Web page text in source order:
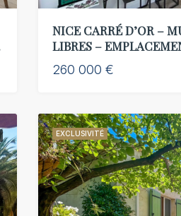
NICE CARRÉ D’OR –
LIBRES –
260 000 €
EXCLUSIVITÉ